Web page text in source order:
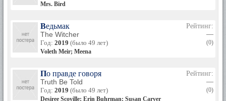
Mrs. Bird
Ведьмак
The Witcher
Год: 2019 (было 49 лет)
Voleth Meir; Meena
Рейтинг:
—
(0)
По правде говоря
Truth Be Told
Год: 2019 (было 49 лет)
Desiree Scoville; Erin Buhrman; Susan Carver
Рейтинг:
—
(0)